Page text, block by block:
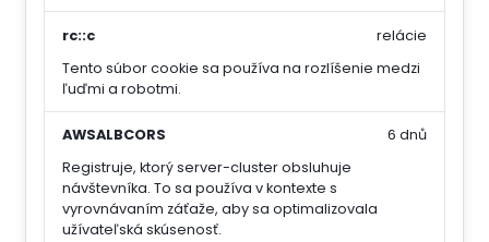
rc::c
Tento súbor cookie sa používa na rozlíšenie medzi
ľuďmi a robotmi.
relácie
AWSALBCORS
Registruje, ktorý server-cluster obsluhuje
návštevníka. To sa používa v kontexte s
vyrovnávaním záťaže, aby sa optimalizovala
užívateľská skúsenosť.
6 dnů